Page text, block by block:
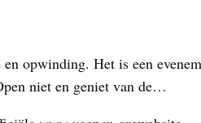
opwinding. Het is een
niet en geniet van de…